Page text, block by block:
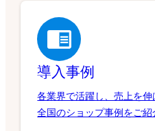
導入事例
各業界で活躍し、売上を伸
全国のショップ事例をご紹